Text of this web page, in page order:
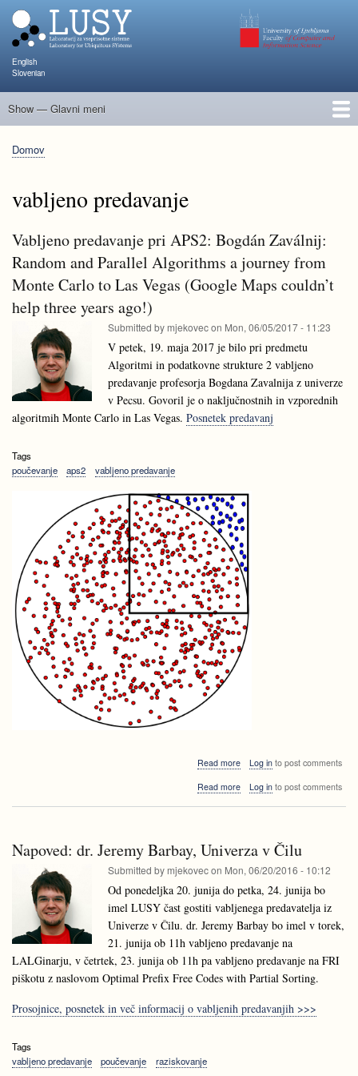
English
Slovenian
Glavni
Show — Glavni meni
Člani
Raziskave in projekti
Objave
Poučevanje
NAPOJ
Dogodki
KATARINA
Breadcrumb
Domov
vabljeno predavanje
Vabljeno predavanje pri APS2: Bogdán Zaválnij:
Random and Parallel Algorithms a journey from
Monte Carlo to Las Vegas (Google Maps couldn’t
help three years ago!)
Submitted by mjekovecon Mon, 06/05/2017 - 11:23
V petek, 19. maja 2017 je bilo pri predmetu
Algoritmi in podatkovne strukture 2 vabljeno
predavanje profesorja Bogdana Zavalnija z univerze
v Pecsu. Govoril je o naključnostnih in vzporednih
algoritmih Monte Carlo in Las Vegas. Posnetek predavanj
Tags
poučevanje
aps2 vabljeno predavanje
Read moreabout
predavanje
Random
and
Algorithms
a
journey
from
Monte
Carlo
to
Vegas
(Google
Log into post comments
Read moreabout
Bogdán
Zaválnij:
Random
and
Parallel
Algorithms
journey
from
Monte
Las
Log into post comments
Napoved: dr. Jeremy Barbay, Univerza v Čilu
Submitted by mjekovecon Mon, 06/20/2016 - 10:12
Od ponedeljka 20. junija do petka, 24. junija bo
imel LUSY čast gostiti vabljenega predavatelja iz
Univerze v Čilu. dr. Jeremy Barbay bo imel v torek,
21. junija ob 11h vabljeno predavanje na
LALGinarju, v četrtek, 23. junija ob 11h pa vabljeno predavanje na FRI
piškotu z naslovom Optimal Prefix Free Codes with Partial Sorting.
Prosojnice, posnetek in več informacij o vabljenih predavanjih >>>
Tags
vabljeno predavanje
poučevanje raziskovanje